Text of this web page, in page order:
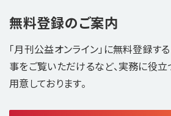
無料登録のご案内
「月刊公益オンライン」に無料登録す
事をご覧いただけるなど、実務に役
用意しております。